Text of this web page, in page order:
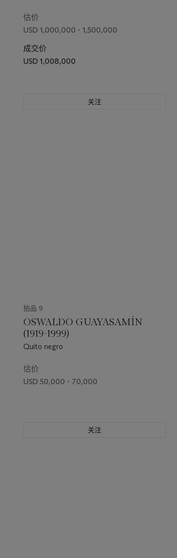
估价
USD 1,000,000 - 1,500,000
成交价
USD 1,008,000
关注
拍品 9
OSWALDO GUAYASAMÍN
(1919-1999)
Quito negro
估价
USD 50,000 - 70,000
关注